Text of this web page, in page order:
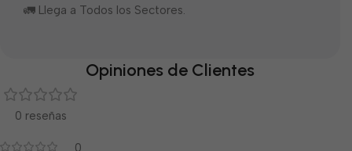
🚛 Llega a Todos los Sectores.
Opiniones de Clientes
0 reseñas
0